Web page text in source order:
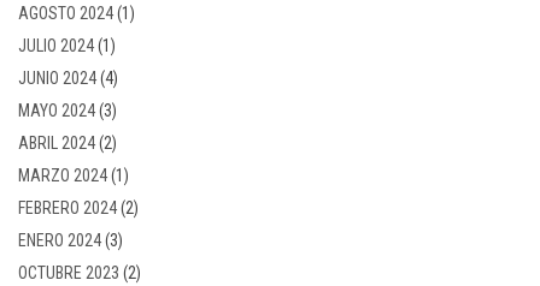
AGOSTO 2024(1)
JULIO 2024(1)
JUNIO 2024(4)
MAYO 2024(3)
ABRIL 2024(2)
MARZO 2024(1)
FEBRERO 2024(2)
ENERO 2024(3)
OCTUBRE 2023 (2)